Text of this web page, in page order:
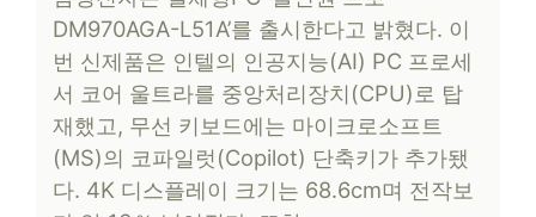
DM970AGA-L51A’를 출시한다고 밝혔다. 이
번 신제품은 인텔의 인공지능(AI) PC 프로세
서 코어 울트라를 중앙처리장치(CPU)로 탑
재했고, 무선 키보드에는 마이크로소프트
(MS)의 코파일럿(Copilot) 단축키가 추가됐
다. 4K 디스플레이 크기는 68.6cm며 전작보